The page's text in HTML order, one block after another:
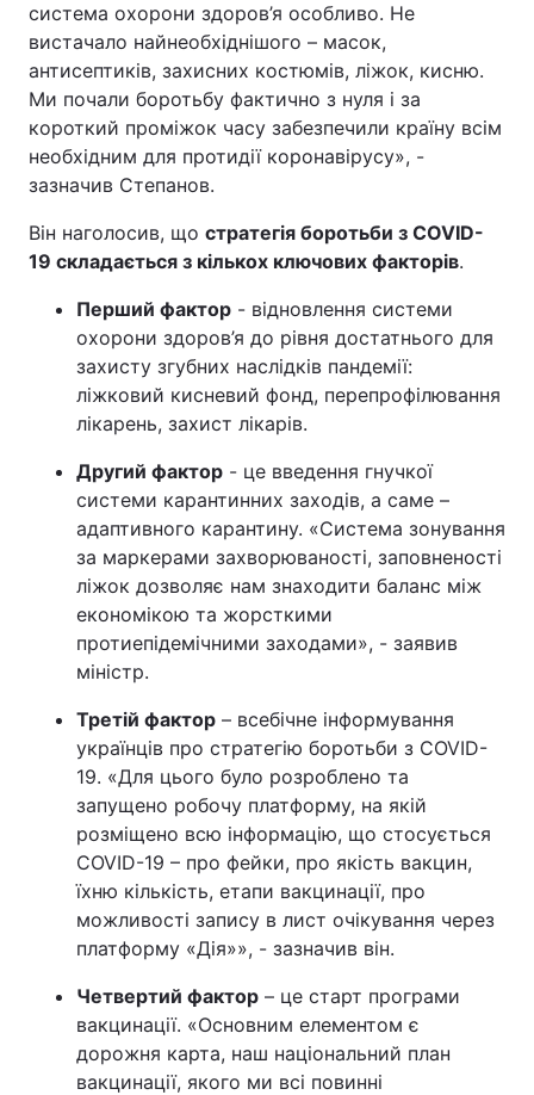
система охорони здоров’я особливо. Не
вистачало найнеобхіднішого – масок,
антисептиків, захисних костюмів, ліжок, кисню.
Ми почали боротьбу фактично з нуля і за
короткий проміжок часу забезпечили країну всім
необхідним для протидії коронавірусу», -
зазначив Степанов.
Він наголосив, що стратегія боротьби з COVID-
19 складається з кількох ключових факторів.
Перший фактор - відновлення системи
охорони здоров’я до рівня достатнього для
захисту згубних наслідків пандемії:
ліжковий кисневий фонд, перепрофілювання
лікарень, захист лікарів.
Другий фактор - це введення гнучкої
системи карантинних заходів, а саме –
адаптивного карантину. «Система зонування
за маркерами захворюваності, заповненості
ліжок дозволяє нам знаходити баланс між
економікою та жорсткими
протиепідемічними заходами», - заявив
міністр.
Третій фактор – всебічне інформування
українців про стратегію боротьби з COVID-
19. «Для цього було розроблено та
запущено робочу платформу, на якій
розміщено всю інформацію, що стосується
COVID-19 – про фейки, про якість вакцин,
їхню кількість, етапи вакцинації, про
можливості запису в лист очікування через
платформу «Дія»», - зазначив він.
Четвертий фактор – це старт програми
вакцинації. «Основним елементом є
дорожня карта, наш національний план
вакцинації, якого ми всі повинні